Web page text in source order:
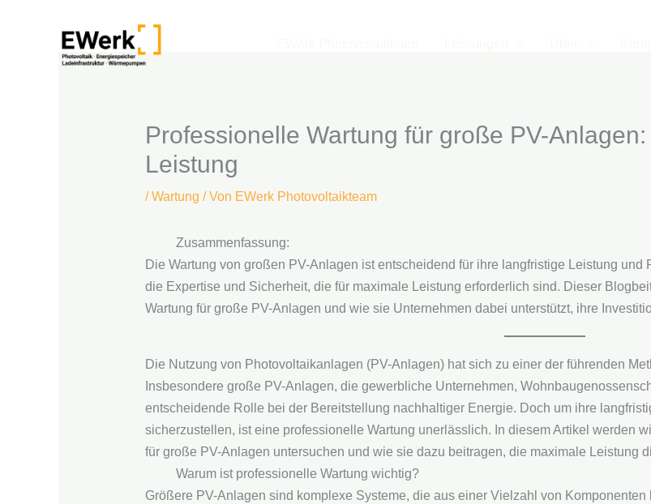
Professionelle Wartung für große PV-
Leistung
/Wartung / Von EWerk Photovoltaikteam
Zusammenfassung:
Die Wartung von großen PV-Anlagen ist entscheidend für ihre langfristige Leistung
die Expertise und Sicherheit, die für maximale Leistung erforderlich sind. Dieser
Wartung für große PV-Anlagen und wie sie Unternehmen dabei unterstützt, ihre
Die Nutzung von Photovoltaikanlagen (PV-Anlagen) hat sich zu einer der führenden
Insbesondere große PV-Anlagen, die gewerbliche Unternehmen,
entscheidende Rolle bei der Bereitstellung nachhaltiger Energie. Doch um ihre
sicherzustellen, ist eine professionelle Wartung unerlässlich. In diesem Artikel werden
für große PV-Anlagen untersuchen und wie sie dazu beitragen, die maximale Leistung
Warum ist professionelle Wartung wichtig?
Größere PV-Anlagen sind komplexe Systeme, die aus einer Vielzahl von